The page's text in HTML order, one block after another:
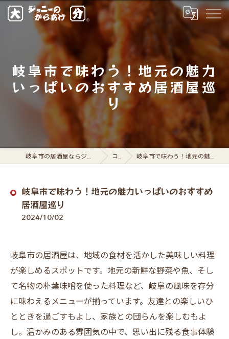
岐阜市で味わう！地元の魅力
いっぱいのおすすめ居酒屋巡
り
岐阜市の居酒屋ならジョニーのからあげ 岐阜駅前店 コラム 岐阜市で味わう！地元の魅力いっぱいのおすすめ居酒屋巡り
岐阜市で味わう！地元の魅力いっぱいのおすすめ
居酒屋巡り
2024/10/02
岐阜市の居酒屋は、地域の食材を活かした美味しい料理
が楽しめるスポットです。地元の新鮮な野菜や魚、そし
て名物の朴葉味噌を使った料理など、岐阜の風味を存分
に味わえるメニューが揃っています。友達との楽しいひ
とときを過ごすもよし、家族との団らんを楽しむもよ
し。温かみのある雰囲気の中で、思い出に残る食事体験